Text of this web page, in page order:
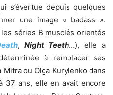
s’évertue depuis quelques
une image « badass ».
séries B musclés orientés
, Night Teeth…), elle a
à remplacer ses
ou Olga Kurylenko dans
37 ans, elle en avait encore